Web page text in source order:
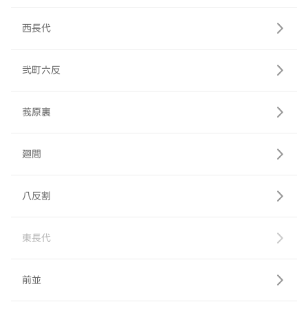
西長代
弐町六反
莪原裏
廻間
八反割
東長代
前並